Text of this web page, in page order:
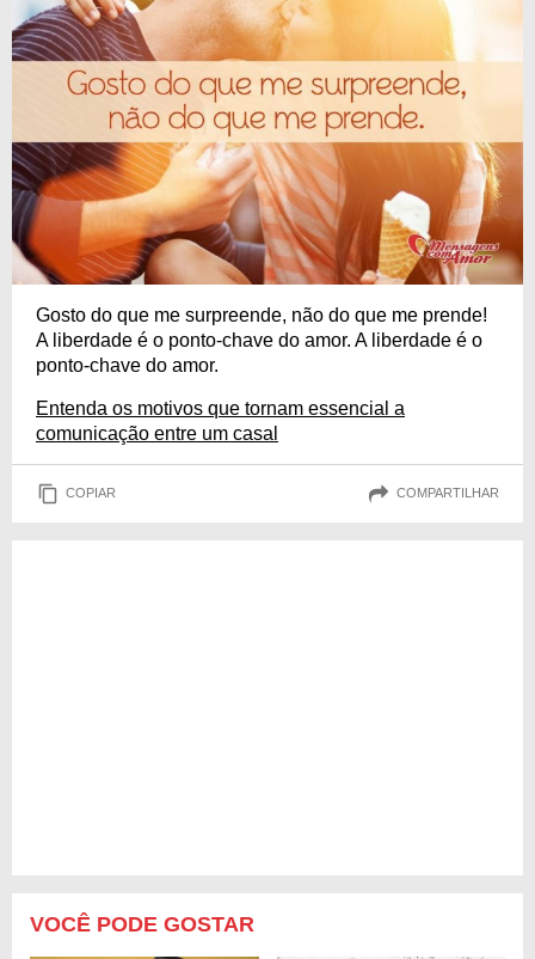
Gosto do que me surpreende, não do que me prende!
A liberdade é o ponto-chave do amor. A liberdade é o
ponto-chave do amor.
Entenda os motivos que tornam essencial a
comunicação entre um casal
COPIAR COMPARTILHAR
VOCÊ PODE GOSTAR